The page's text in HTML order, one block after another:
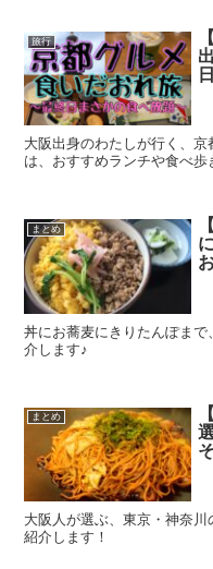
旅行
大阪出身のわたしが行く、
は、おすすめランチや食べ歩
まとめ
丼にお蕎麦にきりたんぽま
介します♪
まとめ
大阪人が選ぶ、東京・神奈
紹介します！